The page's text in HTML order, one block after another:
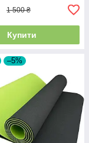
1 500 ₴
Купити
–5%